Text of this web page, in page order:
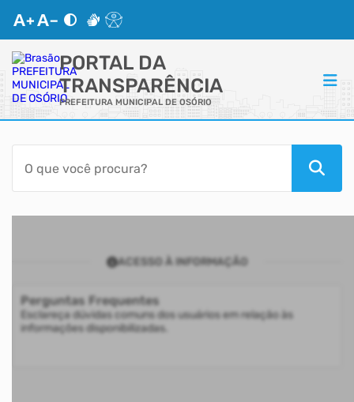
PORTAL DA
TRANSPARÊNCIA
PREFEITURA MUNICIPAL DE OSÓRIO
ACESSO RÁPIDO
Acessibilidade
Autoatendimento
Mapa do Site
ACESSO À INFORMAÇÃO
Perguntas Frequentes
Esclareça dúvidas comuns dos usuários em relação às
informações disponibilizadas.